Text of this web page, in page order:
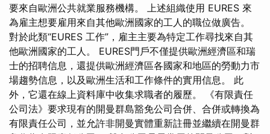
要來自歐洲公共就業服務機構。 上述組織使用 EURES 來
為雇主想要雇用來自其他歐洲國家的工人的職位做廣告。
對於此類“EURES 工作”，雇主主要為特定工作尋找來自其
他歐洲國家的工人。 EURES門戶不僅提供歐洲經濟區和瑞
士的招聘信息，還提供歐洲經濟區各國家和地區的勞動力市
場趨勢信息，以及歐洲生活和工作條件的實用信息。 此
外，它還在線上資料庫中收集求職者的履歷。 《有限責任
公司法》要求現有的開曼群島豁免公司合併、合併或轉換為
有限責任公司，並允許非開曼實體重新註冊並繼續在開曼群